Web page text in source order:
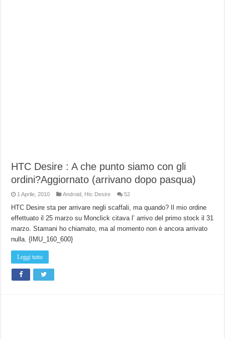
HTC Desire : A che punto siamo con gli
ordini?Aggiornato (arrivano dopo pasqua)
1 Aprile, 2010 Android Htc Desire 52
HTC Desire sta per arrivare negli scaffali, ma quando? Il mio ordine
effettuato il 25 marzo su Monclick citava l’ arrivo del primo stock il 31
marzo. Stamani ho chiamato, ma al momento non è ancora arrivato
nulla. {IMU_160_600}
Leggi tutto